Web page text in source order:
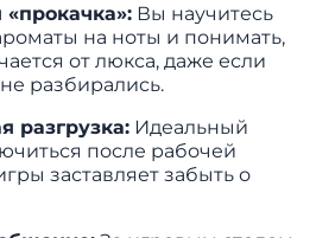
Вы научитесь
на ноты и понимать,
от люкса, даже если
разбирались.
разгрузка: Идеальный
после рабочей
заставляет забыть о